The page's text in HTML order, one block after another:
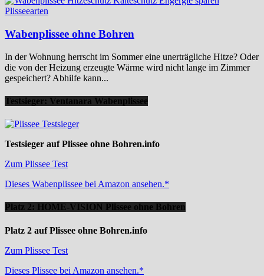
Plisseearten
Wabenplissee ohne Bohren
In der Wohnung herrscht im Sommer eine unerträgliche Hitze? Oder
die von der Heizung erzeugte Wärme wird nicht lange im Zimmer
gespeichert? Abhilfe kann...
Testsieger: Ventanara Wabenplissee
Testsieger auf Plissee ohne Bohren.info
Zum Plissee Test
Dieses Wabenplissee bei Amazon ansehen.*
Platz 2: HOME-VISION Plissee ohne Bohren
Platz 2 auf Plissee ohne Bohren.info
Zum Plissee Test
Dieses Plissee bei Amazon ansehen.*